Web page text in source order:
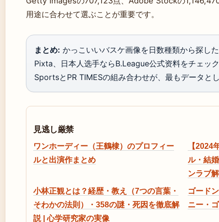
用途に合わせて選ぶことが重要です。
まとめ: かっこいいバスケ画像を日数種類から探し
Pixta、日本人选手ならB.League公式资料をチェッ
SportsとPR TIMESの組み合わせが、最もデータと
見逃し厳禁
ワンホーディー（王鶴棣）のプロフィー
ルと出演作まとめ
【2024
ル・結
ンラブ
小林正観とは？経歴・教え（7つの言葉・
そわかの法則）・358の謎・死因を徹底解
説 | 心学研究家の実像
ゴード
ニー・